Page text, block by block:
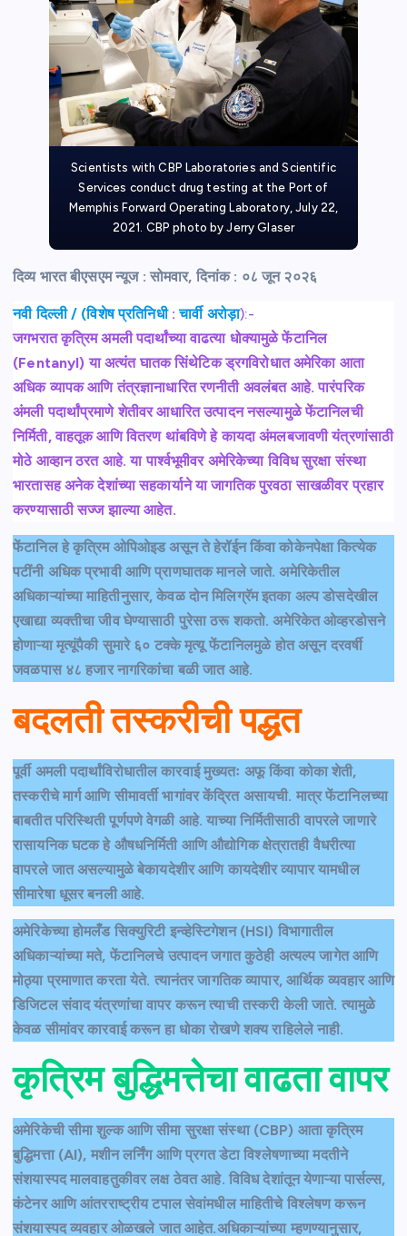
Scientists with CBP Laboratories and Scientific
Services conduct drug testing at the Port of
Memphis Forward Operating Laboratory, July 22,
2021. CBP photo by Jerry Glaser
दिव्य भारत बीएसएम न्यूज : सोमवार, दिनांक : ०८ जून २०२६
नवी दिल्ली / (विशेष प्रतिनिधी : चार्वी अरोड़ा):-
जगभरात कृत्रिम अमली पदार्थांच्या वाढत्या धोक्यामुळे फेंटानिल
(Fentanyl) या अत्यंत घातक सिंथेटिक ड्रगविरोधात अमेरिका आता
अधिक व्यापक आणि तंत्रज्ञानाधारित रणनीती अवलंबत आहे. पारंपरिक
अंमली पदार्थांप्रमाणे शेतीवर आधारित उत्पादन नसल्यामुळे फेंटानिलची
निर्मिती, वाहतूक आणि वितरण थांबविणे हे कायदा अंमलबजावणी यंत्रणांसाठी
मोठे आव्हान ठरत आहे. या पार्श्वभूमीवर अमेरिकेच्या विविध सुरक्षा संस्था
भारतासह अनेक देशांच्या सहकार्याने या जागतिक पुरवठा साखळीवर प्रहार
करण्यासाठी सज्ज झाल्या आहेत.
फेंटानिल हे कृत्रिम ओपिओइड असून ते हेरॉईन किंवा कोकेनपेक्षा कित्येक
पटींनी अधिक प्रभावी आणि प्राणघातक मानले जाते. अमेरिकेतील
अधिकाऱ्यांच्या माहितीनुसार, केवळ दोन मिलिग्रॅम इतका अल्प डोसदेखील
एखाद्या व्यक्तीचा जीव घेण्यासाठी पुरेसा ठरू शकतो. अमेरिकेत ओव्हरडोसने
होणाऱ्या मृत्यूंपैकी सुमारे ६० टक्के मृत्यू फेंटानिलमुळे होत असून दरवर्षी
जवळपास ४८ हजार नागरिकांचा बळी जात आहे.
बदलती तस्करीची पद्धत
पूर्वी अमली पदार्थांविरोधातील कारवाई मुख्यतः अफू किंवा कोका शेती,
तस्करीचे मार्ग आणि सीमावर्ती भागांवर केंद्रित असायची. मात्र फेंटानिलच्या
बाबतीत परिस्थिती पूर्णपणे वेगळी आहे. याच्या निर्मितीसाठी वापरले जाणारे
रासायनिक घटक हे औषधनिर्मिती आणि औद्योगिक क्षेत्रातही वैधरीत्या
वापरले जात असल्यामुळे बेकायदेशीर आणि कायदेशीर व्यापार यामधील
सीमारेषा धूसर बनली आहे.
अमेरिकेच्या होमलँड सिक्युरिटी इन्व्हेस्टिगेशन (HSI) विभागातील
अधिकाऱ्यांच्या मते, फेंटानिलचे उत्पादन जगात कुठेही अत्यल्प जागेत आणि
मोठ्या प्रमाणात करता येते. त्यानंतर जागतिक व्यापार, आर्थिक व्यवहार आणि
डिजिटल संवाद यंत्रणांचा वापर करून त्याची तस्करी केली जाते. त्यामुळे
केवळ सीमांवर कारवाई करून हा धोका रोखणे शक्य राहिलेले नाही.
कृत्रिम बुद्धिमत्तेचा वाढता वापर
अमेरिकेची सीमा शुल्क आणि सीमा सुरक्षा संस्था (CBP) आता कृत्रिम
बुद्धिमत्ता (AI), मशीन लर्निंग आणि प्रगत डेटा विश्लेषणाच्या मदतीने
संशयास्पद मालवाहतुकीवर लक्ष ठेवत आहे. विविध देशांतून येणाऱ्या पार्सल्स,
कंटेनर आणि आंतरराष्ट्रीय टपाल सेवांमधील माहितीचे विश्लेषण करून
संशयास्पद व्यवहार ओळखले जात आहेत.अधिकाऱ्यांच्या म्हणण्यानुसार,